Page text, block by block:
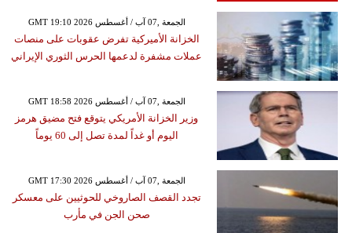
GMT 19:10 2026 الجمعة ,07 آب / أغسطس
الخزانة الأميركية تفرض عقوبات على منصات
عملات مشفرة لدعمها الحرس الثوري الإيراني
GMT 18:58 2026 الجمعة ,07 آب / أغسطس
وزير الخزانة الأمريكي يتوقع فتح مضيق هرمز
اليوم أو غداً لمدة تصل إلى 60 يوماً
GMT 17:30 2026 الجمعة ,07 آب / أغسطس
تجدد القصف الصاروخي للحوثيين على معسكر
صحن الجن في مأرب